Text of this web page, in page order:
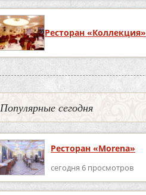
Ресторан «Коллекция»
Популярные сегодня
Ресторан «Morena»
сегодня 6 просмотров